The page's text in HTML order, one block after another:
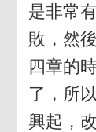
是非常
敗，然
四章的
了，所
興起，